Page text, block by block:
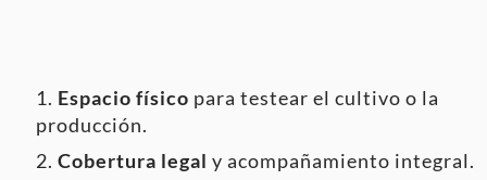
Espacio físico para testear el cultivo o la
producción.
Cobertura legal y acompañamiento integral.